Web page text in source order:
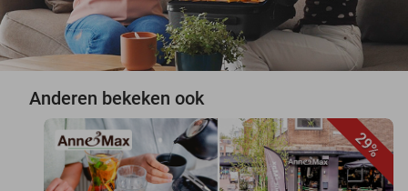
Anderen bekeken ook
29%